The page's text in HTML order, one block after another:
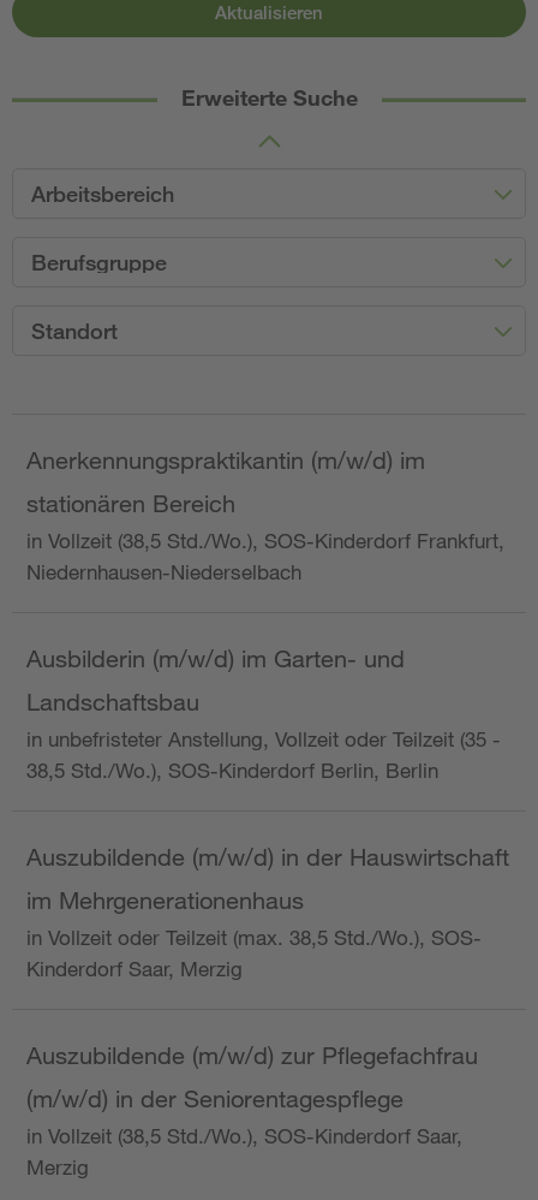
Aktualisieren
Erweiterte Suche
Arbeitsbereich
Berufsgruppe
Standort
Anerkennungspraktikantin (m/w/d) im
stationären Bereich
in Vollzeit (38,5 Std./Wo.), SOS-Kinderdorf Frankfurt,
Niedernhausen-Niederselbach
Ausbilderin (m/w/d) im Garten- und
Landschaftsbau
in unbefristeter Anstellung, Vollzeit oder Teilzeit (35 -
38,5 Std./Wo.), SOS-Kinderdorf Berlin, Berlin
Auszubildende (m/w/d) in der Hauswirtschaft
im Mehrgenerationenhaus
in Vollzeit oder Teilzeit (max. 38,5 Std./Wo.), SOS-
Kinderdorf Saar, Merzig
Auszubildende (m/w/d) zur Pflegefachfrau
(m/w/d) in der Seniorentagespflege
in Vollzeit (38,5 Std./Wo.), SOS-Kinderdorf Saar,
Merzig